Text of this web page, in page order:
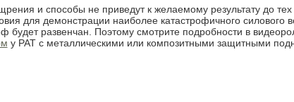
и способы не приведут к желаемому результату до
для демонстрации наиболее катастрофичного силового
будет развенчан. Поэтому смотрите подробности в
у РАТ с металлическими или композитными защитными